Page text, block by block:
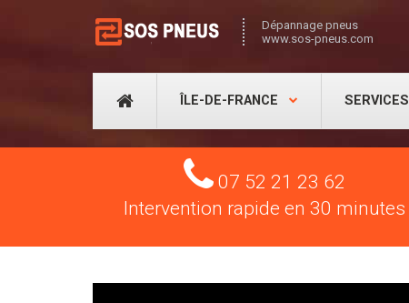
Dépannage pneus
www.sos-pneus.com
ÎLE-DE-FRANCE SERVICES
Tel
07 52 21 23 62
Intervention rapide en 30 minutes